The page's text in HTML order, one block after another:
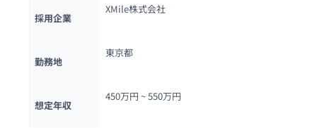
採用企業
XMile株式会社
勤務地
東京都
想定年収
450万円 ~ 550万円